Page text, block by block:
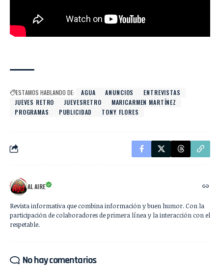
ESTAMOS HABLANDO DE: AGUA ANUNCIOS
ENTREVISTAS
JUEVES RETRO
JUEVESRETRO
MARICARMEN MARTÍNEZ
PROGRAMAS
PUBLICIDAD TONY FLORES
AL AIRE
Revista informativa que combina información y buen humor. Con la
participación de colaboradores de primera línea y la interacción con el
respetable.
No hay comentarios